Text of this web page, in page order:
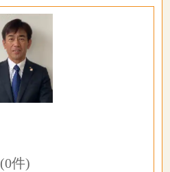
(0件)